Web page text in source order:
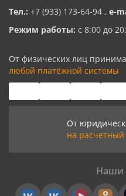
Тел.: +7 (933) 173-64-94 , e-
Режим работы: с 8:00 до
От физических лиц
любой платёжной системы
От
на расчетный
Наши